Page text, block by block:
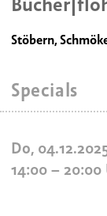
Stöbern,
Specials
Do,
14:00 – 20:00